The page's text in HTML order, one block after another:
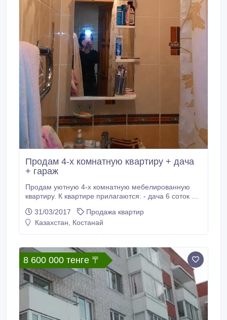
Продам 4-х комнатную квартиру + дача
+ гараж
Продам уютную 4-х комнатную мебелированную
квартиру. К квартире прилагаются: - дача 6 соток с
- капитальный гараж 18 кв.метров, с погребом и
смотровой ямой. Дача от квартиры пешком 30
31/03/2017
Продажа квартир
Казахстан, Костанай
8 600 000 тенге 〒